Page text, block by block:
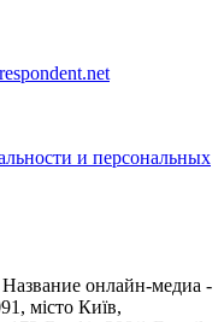
и персональных
онлайн-медиа -
місто Київ,